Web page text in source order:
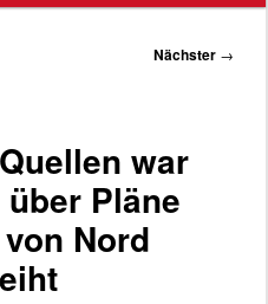
Nächster →
war
Pläne
Nord